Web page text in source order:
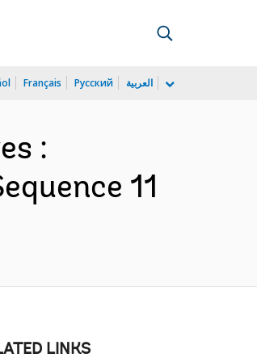
Français Русский العربية
:
11
LINKS